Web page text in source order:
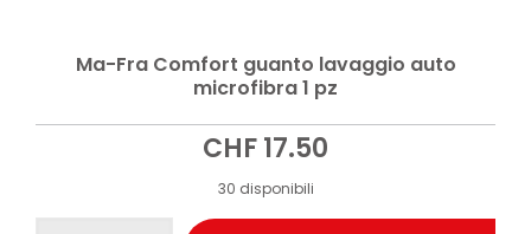
Ma-Fra Comfort guanto lavaggio auto
microfibra 1 pz
CHF17.50
30 disponibili